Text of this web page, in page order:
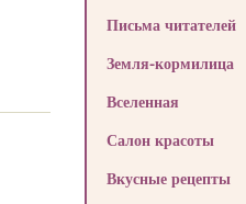
Письма читателей
Земля-кормилица
Вселенная
Салон красоты
Вкусные рецепты